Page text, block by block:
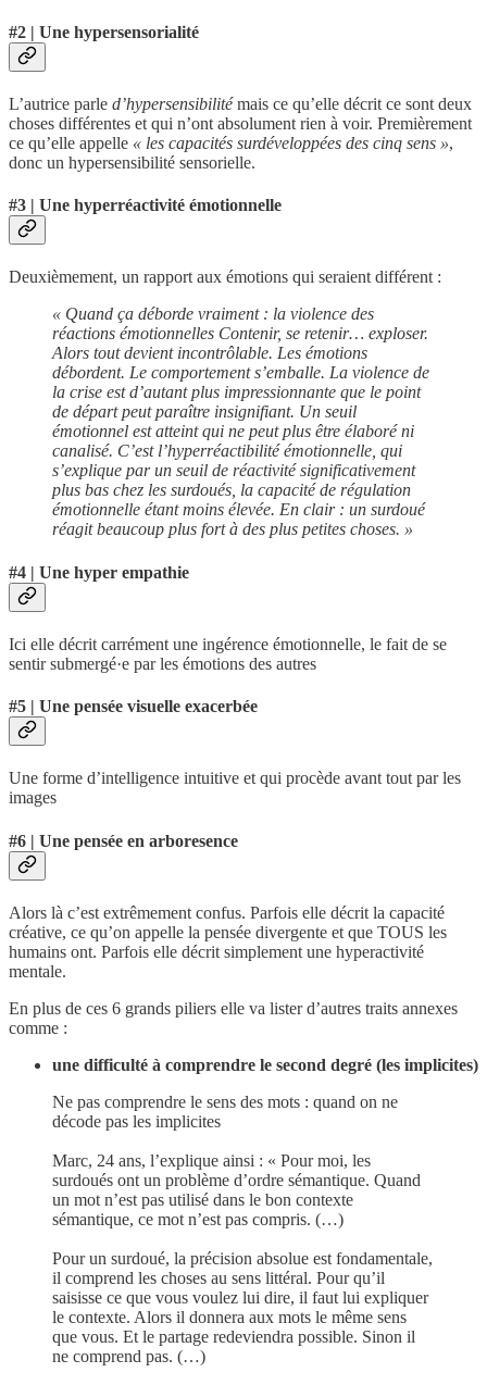
#2 | Une hypersensorialité
L’autrice parle d’hypersensibilitémais ce qu’elle décrit ce sont deux
choses différentes et qui n’ont absolument rien à voir. Premièrement
ce qu’elle appelle « les capacités surdéveloppées des cinq sens »,
donc un hypersensibilité sensorielle.
#3 | Une hyperréactivité émotionnelle
Deuxièmement, un rapport aux émotions qui seraient différent :
« Quand ça déborde vraiment : la violence des
réactions émotionnelles Contenir, se retenir… exploser.
Alors tout devient incontrôlable. Les émotions
débordent. Le comportement s’emballe. La violence de
la crise est d’autant plus impressionnante que le point
de départ peut paraître insignifiant. Un seuil
émotionnel est atteint qui ne peut plus être élaboré ni
canalisé. C’est l’hyperréactibilité émotionnelle, qui
s’explique par un seuil de réactivité significativement
plus bas chez les surdoués, la capacité de régulation
émotionnelle étant moins élevée. En clair : un surdoué
réagit beaucoup plus fort à des plus petites choses. »
#4 | Une hyper empathie
Ici elle décrit carrément une ingérence émotionnelle, le fait de se
sentir submergé·e par les émotions des autres
#5 | Une pensée visuelle exacerbée
Une forme d’intelligence intuitive et qui procède avant tout par les
images
#6 | Une pensée en arboresence
Alors là c’est extrêmement confus. Parfois elle décrit la capacité
créative, ce qu’on appelle la pensée divergente et que TOUS les
humains ont. Parfois elle décrit simplement une hyperactivité
mentale.
En plus de ces 6 grands piliers elle va lister d’autres traits annexes
comme :
une difficulté à comprendre le second degré (les implicites)
Ne pas comprendre le sens des mots : quand on ne
décode pas les implicites
Marc, 24 ans, l’explique ainsi : « Pour moi, les
surdoués ont un problème d’ordre sémantique. Quand
un mot n’est pas utilisé dans le bon contexte
sémantique, ce mot n’est pas compris. (…)
Pour un surdoué, la précision absolue est fondamentale,
il comprend les choses au sens littéral. Pour qu’il
saisisse ce que vous voulez lui dire, il faut lui expliquer
le contexte. Alors il donnera aux mots le même sens
que vous. Et le partage redeviendra possible. Sinon il
ne comprend pas. (…)